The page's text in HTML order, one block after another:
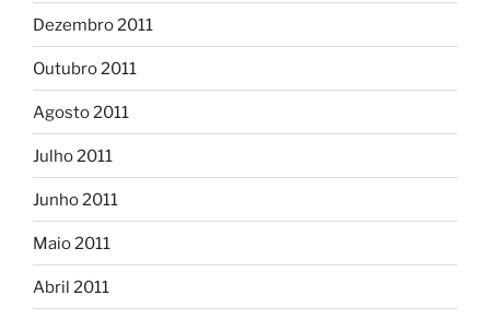
Dezembro 2011
Outubro 2011
Agosto 2011
Julho 2011
Junho 2011
Maio 2011
Abril 2011